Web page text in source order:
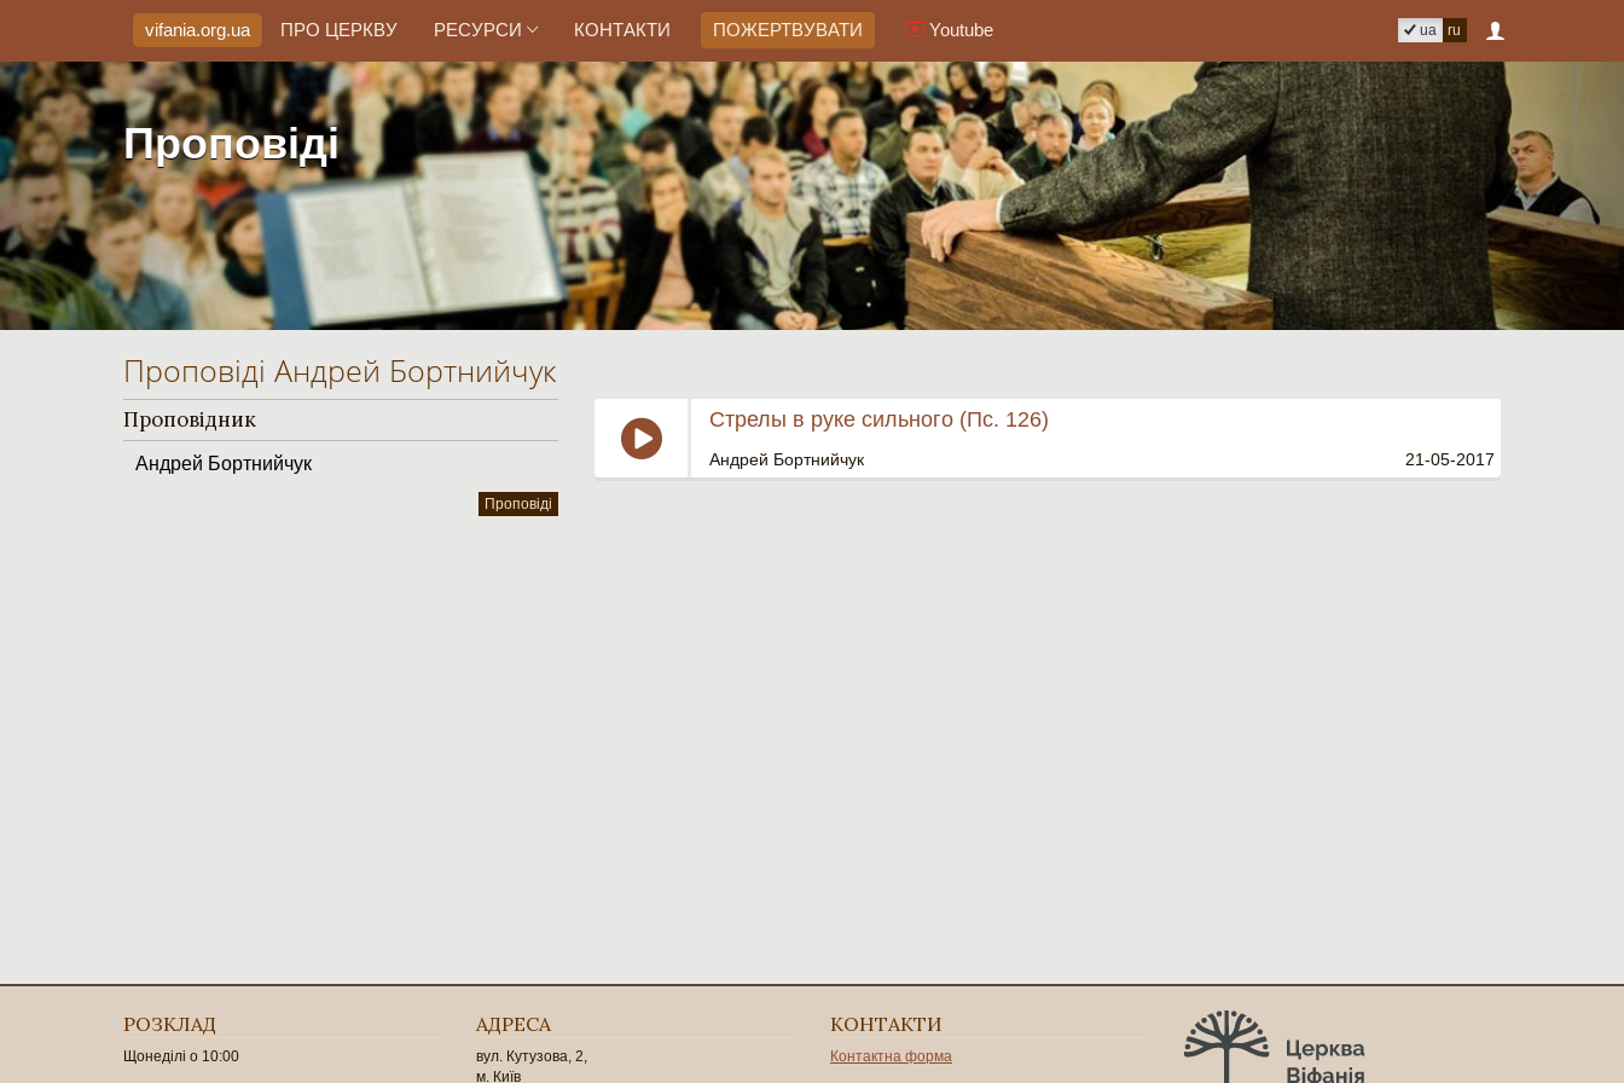
vifania.org.ua ПРО ЦЕРКВУ РЕСУРСИ КОНТАКТИ ПОЖЕРТВУВАТИ Youtube ua ru
Проповіді
Проповіді Андрей Бортнийчук
Проповідник
Андрей Бортнийчук
Проповіді
Стрелы в руке сильного (Пс. 126)
Андрей Бортнийчук 21-05-2017
РОЗКЛАД
Щонеділі о 10:00
АДРЕСА
вул. Кутузова, 2,
м. Київ
КОНТАКТИ
Контактна форма